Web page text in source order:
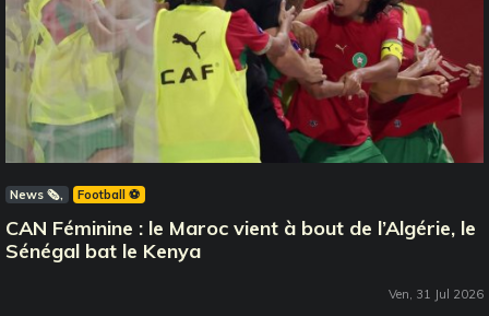
News 🗞️ Football ⚽️
CAN Féminine : le Maroc vient à bout de l’Algérie, le
Sénégal bat le Kenya
Ven, 31 Jul 2026